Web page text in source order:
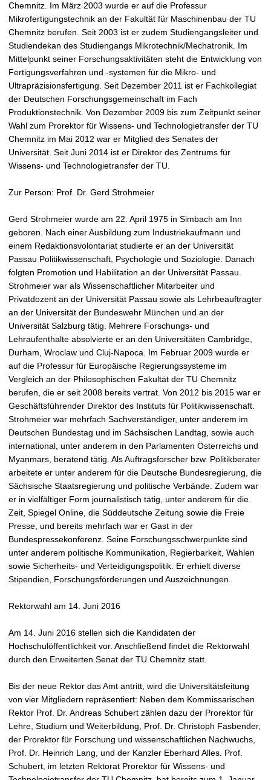
Chemnitz. Im März 2003 wurde er auf die Professur
Mikrofertigungstechnik an der Fakultät für Maschinenbau der TU
Chemnitz berufen. Seit 2003 ist er zudem Studiengangsleiter und
Studiendekan des Studiengangs Mikrotechnik/Mechatronik. Im
Mittelpunkt seiner Forschungsaktivitäten steht die Entwicklung von
Fertigungsverfahren und -systemen für die Mikro- und
Ultrapräzisionsfertigung. Seit Dezember 2011 ist er Fachkollegiat
der Deutschen Forschungsgemeinschaft im Fach
Produktionstechnik. Von Dezember 2009 bis zum Zeitpunkt seiner
Wahl zum Prorektor für Wissens- und Technologietransfer der TU
Chemnitz im Mai 2012 war er Mitglied des Senates der
Universität. Seit Juni 2014 ist er Direktor des Zentrums für
Wissens- und Technologietransfer der TU.
Zur Person: Prof. Dr. Gerd Strohmeier
Gerd Strohmeier wurde am 22. April 1975 in Simbach am Inn
geboren. Nach einer Ausbildung zum Industriekaufmann und
einem Redaktionsvolontariat studierte er an der Universität
Passau Politikwissenschaft, Psychologie und Soziologie. Danach
folgten Promotion und Habilitation an der Universität Passau.
Strohmeier war als Wissenschaftlicher Mitarbeiter und
Privatdozent an der Universität Passau sowie als Lehrbeauftragter
an der Universität der Bundeswehr München und an der
Universität Salzburg tätig. Mehrere Forschungs- und
Lehraufenthalte absolvierte er an den Universitäten Cambridge,
Durham, Wroclaw und Cluj-Napoca. Im Februar 2009 wurde er
auf die Professur für Europäische Regierungssysteme im
Vergleich an der Philosophischen Fakultät der TU Chemnitz
berufen, die er seit 2008 bereits vertrat. Von 2012 bis 2015 war er
Geschäftsführender Direktor des Instituts für Politikwissenschaft.
Strohmeier war mehrfach Sachverständiger, unter anderem im
Deutschen Bundestag und im Sächsischen Landtag, sowie auch
international, unter anderem in den Parlamenten Österreichs und
Myanmars, beratend tätig. Als Auftragsforscher bzw. Politikberater
arbeitete er unter anderem für die Deutsche Bundesregierung, die
Sächsische Staatsregierung und politische Verbände. Zudem war
er in vielfältiger Form journalistisch tätig, unter anderem für die
Zeit, Spiegel Online, die Süddeutsche Zeitung sowie die Freie
Presse, und bereits mehrfach war er Gast in der
Bundespressekonferenz. Seine Forschungsschwerpunkte sind
unter anderem politische Kommunikation, Regierbarkeit, Wahlen
sowie Sicherheits- und Verteidigungspolitik. Er erhielt diverse
Stipendien, Forschungsförderungen und Auszeichnungen.
Rektorwahl am 14. Juni 2016
Am 14. Juni 2016 stellen sich die Kandidaten der
Hochschulöffentlichkeit vor. Anschließend findet die Rektorwahl
durch den Erweiterten Senat der TU Chemnitz statt.
Bis der neue Rektor das Amt antritt, wird die Universitätsleitung
von vier Mitgliedern repräsentiert: Neben dem Kommissarischen
Rektor Prof. Dr. Andreas Schubert zählen dazu der Prorektor für
Lehre, Studium und Weiterbildung, Prof. Dr. Christoph Fasbender,
der Prorektor für Forschung und wissenschaftlichen Nachwuchs,
Prof. Dr. Heinrich Lang, und der Kanzler Eberhard Alles. Prof.
Schubert, im letzten Rektorat Prorektor für Wissens- und